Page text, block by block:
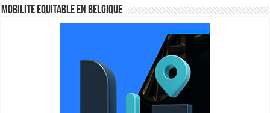
MOBILITE EQUITABLE EN BELGIQUE